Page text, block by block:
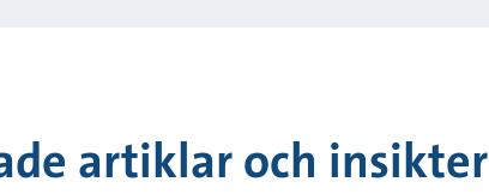
artiklar och insikter